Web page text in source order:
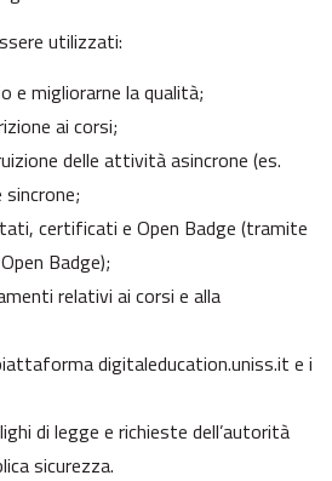
utilizzati:
e migliorarne la qualità;
ai corsi;
delle attività asincrone (es.
certificati e Open Badge (tramite
Badge);
relativi ai corsi e alla
digitaleducation.uniss.it e i
di legge e richieste dell’autorità
sicurezza.